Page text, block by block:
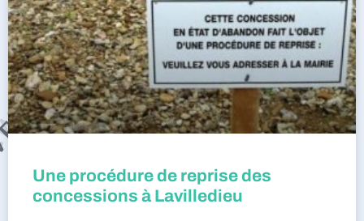
Une procédure de reprise des
concessions à Lavilledieu